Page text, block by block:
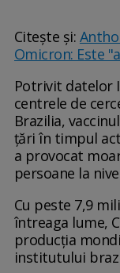
Citește și:
Omicron: Este
Potrivit datelor
centrele de
Brazilia,
ţări în timpul
a provocat
persoane la
Cu peste 7,9
întreaga lume,
producţia
institutului